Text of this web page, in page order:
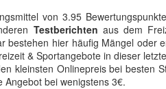
von 3.95
Testberichten aus dem
bestehen hier häufig Mängel oder
& Sportangebote in dieser
kleinsten Onlinepreis bei besten
Angebot bei wenigstens 3€.